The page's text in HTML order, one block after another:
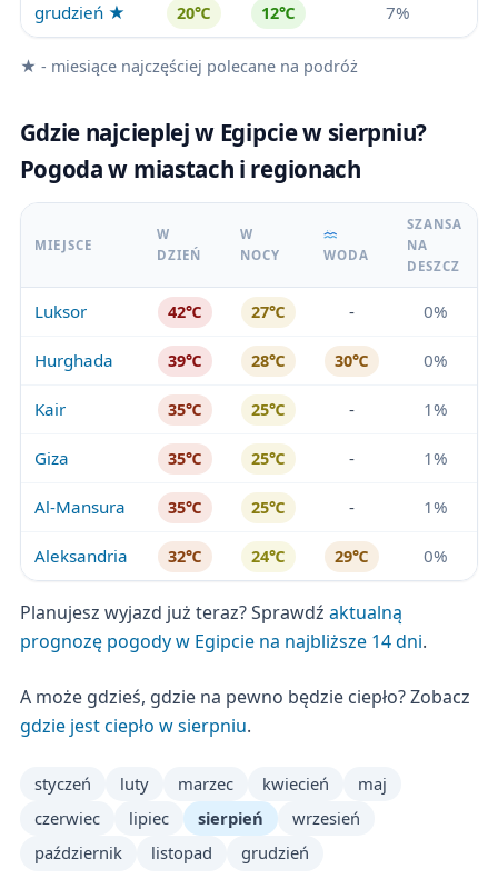
grudzień ★ 20℃ 12℃ 7%
★ - miesiące najczęściej polecane na podróż
Gdzie najcieplej w Egipcie w sierpniu?
Pogoda w miastach i regionach
MIEJSCE
W
DZIEŃ
W
NOCY
WODA
SZANSA
NA
DESZCZ
Luksor 42℃ 27℃ - 0%
Hurghada 39℃ 28℃ 30℃ 0%
Kair 35℃ 25℃ - 1%
Giza 35℃ 25℃ - 1%
Al-Mansura 35℃ 25℃ - 1%
Aleksandria 32℃ 24℃ 29℃ 0%
Planujesz wyjazd już teraz? Sprawdź aktualną
prognozę pogody w Egipcie na najbliższe 14 dni.
A może gdzieś, gdzie na pewno będzie ciepło? Zobacz
gdzie jest ciepło w sierpniu.
styczeń luty marzec kwiecień
maj
czerwiec
lipiec sierpień
wrzesień
październik
listopad grudzień